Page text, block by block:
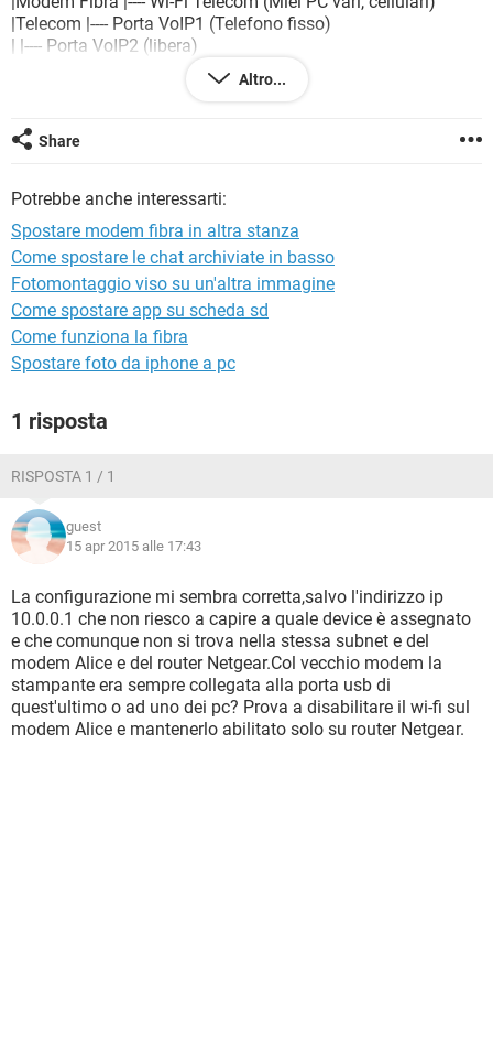
|Telecom |---- Porta VoIP1 (Telefono fisso)
| |---- Porta VoIP2 (libera)
|192.168.1.1 |---- DECT (3 cordless)
| DHCP |---- Porta USB Stampante Brother HL-2030
|LAN3 LAN2 | LAN1
| | |------------- LAN (NAS/DLNA Iomega Iconnect 192.168.1.205)
| |
| | ETH0 |--------------------| wifi0 \|/
| |-------------| Router Netgear |---------|
| 192.168.1.88 |--------------------| 10.0.0.1
| Modalità Router e DCHP per la subnet 255.255.255.0
|
|-------- PC Fisso Connessione cablata (192.168.1.21)
del Netgear non riesco a collegarmi alla stampate collegata
Quando avevo il vecchio Modem telecom Alice Gate la
stampante collegata ad esso veniva vista anche dai PC
collegati alla WiFi del Router Netgear.
modem telecom.
Dal PC collegato in WiFi alla rete wifi0 del Netgear riesco
tranquillamente a vedere il NAS Iomega Iconnect!
Cosa dovrei modificare nella configurazione affinchè possa
funzionare?
Altro...
Share
Potrebbe anche interessarti:
Spostare modem fibra in altra stanza
Come spostare le chat archiviate in basso
Fotomontaggio viso su un'altra immagine
Come spostare app su scheda sd
Come funziona la fibra
Spostare foto da iphone a pc
1 risposta
RISPOSTA 1 / 1
guest
15 apr 2015 alle 17:43
La configurazione mi sembra corretta,salvo l'indirizzo ip
10.0.0.1 che non riesco a capire a quale device è assegnato
e che comunque non si trova nella stessa subnet e del
modem Alice e del router Netgear.Col vecchio modem la
stampante era sempre collegata alla porta usb di
quest'ultimo o ad uno dei pc? Prova a disabilitare il wi-fi sul
modem Alice e mantenerlo abilitato solo su router Netgear.